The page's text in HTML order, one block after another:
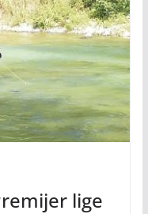
lige